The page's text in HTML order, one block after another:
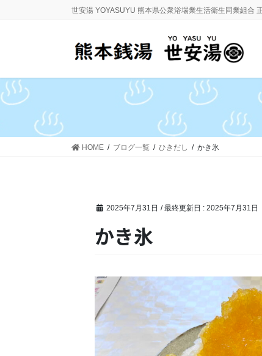
に
移
ョ
ン
動
世安湯 YOYASUYU 熊本県公衆浴場業生活衛生同業組合
HOME ブログ一覧 ひきだし かき氷
2025年7月31日 / 最終更新日 :2025年7月31日
かき氷